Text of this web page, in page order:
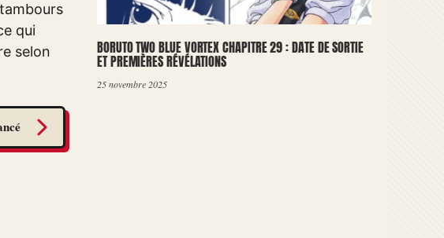
qui
selon
BORUTO TWO BLUE VORTEX CHAPITRE 29 : DATE DE SORTIE
ET PREMIÈRES RÉVÉLATIONS
25 novembre 2025